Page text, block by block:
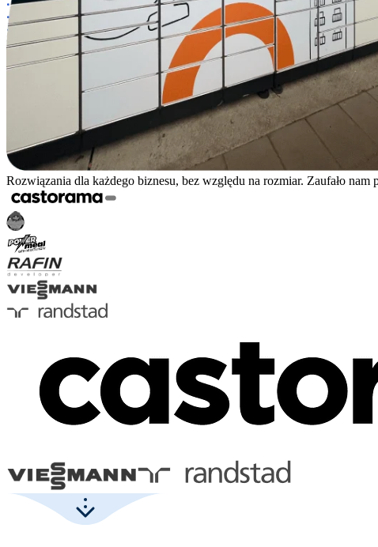
Rozwiązania dla każdego biznesu, bez względu na rozmiar. Zaufało nam